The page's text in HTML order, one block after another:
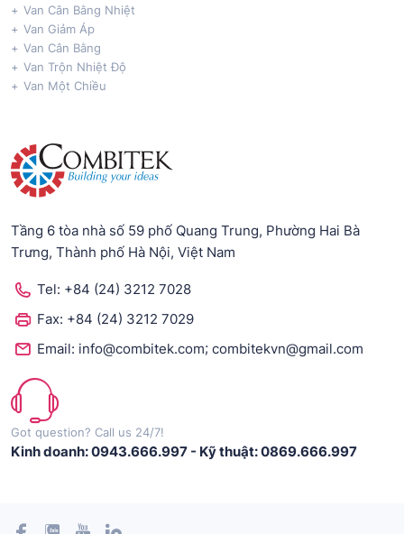
Van Cân Bằng Nhiệt
Van Giảm Áp
Van Cân Bằng
Van Trộn Nhiệt Độ
Van Một Chiều
Tầng 6 tòa nhà số 59 phố Quang Trung, Phường Hai Bà
Trưng, Thành phố Hà Nội, Việt Nam
Tel: +84 (24) 3212 7028
Fax: +84 (24) 3212 7029
Email: info@combitek.com; combitekvn@gmail.com
Got question? Call us 24/7!
Kinh doanh: 0943.666.997 - Kỹ thuật: 0869.666.997